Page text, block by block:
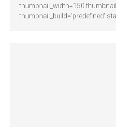
thumbnail_width=150
thumbnail_build='predefined'